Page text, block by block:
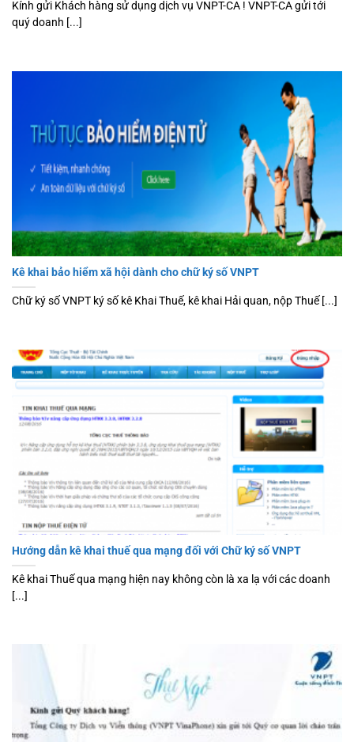
Kính gửi Khách hàng sử dụng dịch vụ VNPT-CA ! VNPT-CA gửi tới
quý doanh [...]
Kê khai bảo hiểm xã hội dành cho chữ ký số VNPT
Chữ ký số VNPT ký số kê Khai Thuế, kê khai Hải quan, nộp Thuế [...]
Hướng dẫn kê khai thuế qua mạng đối với Chữ ký số VNPT
Kê khai Thuế qua mạng hiện nay không còn là xa lạ với các doanh
[...]